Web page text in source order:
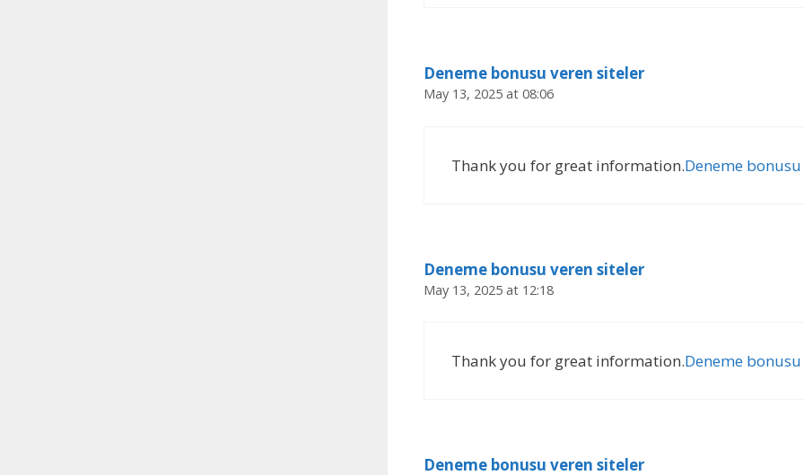
Deneme bonusu veren siteler
May 13, 2025 at 08:06
Thank you for great information.Deneme
Deneme bonusu veren siteler
May 13, 2025 at 12:18
Thank you for great information.Deneme
Deneme bonusu veren siteler